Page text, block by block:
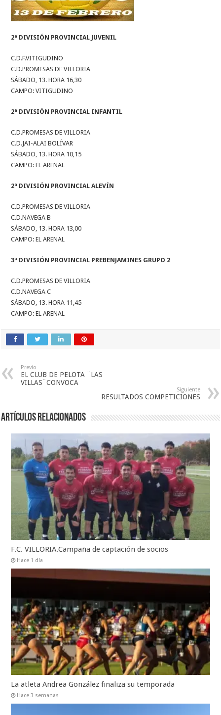
2ª DIVISIÓN PROVINCIAL JUVENIL
C.D.F.VITIGUDINO
C.D.PROMESAS DE VILLORIA
SÁBADO, 13. HORA 16,30
CAMPO: VITIGUDINO
2ª DIVISIÓN PROVINCIAL INFANTIL
C.D.PROMESAS DE VILLORIA
C.D.JAI-ALAI BOLÍVAR
SÁBADO, 13. HORA 10,15
CAMPO: EL ARENAL
2ª DIVISIÓN PROVINCIAL ALEVÍN
C.D.PROMESAS DE VILLORIA
C.D.NAVEGA B
SÁBADO, 13. HORA 13,00
CAMPO: EL ARENAL
3ª DIVISIÓN PROVINCIAL PREBENJAMINES GRUPO 2
C.D.PROMESAS DE VILLORIA
C.D.NAVEGA C
SÁBADO, 13. HORA 11,45
CAMPO: EL ARENAL
Previo
EL CLUB DE PELOTA ¨LAS
VILLAS¨CONVOCA
Siguiente
RESULTADOS COMPETICIONES
Artículos relacionados
F.C. VILLORIA.Campaña de captación de socios
Hace 1 día
La atleta Andrea González finaliza su temporada
Hace 3 semanas